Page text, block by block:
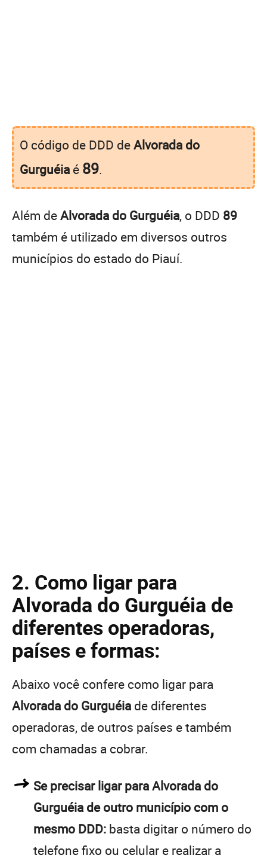
O código de DDD deAlvorada do
Gurguéiaé 89.
Além deAlvorada do Gurguéia, o DDD 89
também é utilizado em diversos outros
municípios do estado do Piauí.
2. Como ligar para
Alvorada do Gurguéia de
diferentes operadoras,
países e formas:
Abaixo você confere como ligar para
Alvorada do Gurguéiade diferentes
operadoras, de outros países e também
com chamadas a cobrar.
Se precisar ligar para Alvorada do
Gurguéia de outro município com o
mesmo DDD: basta digitar o número do
telefone fixo ou celular e realizar a